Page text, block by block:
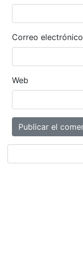
Correo electrónico
Web